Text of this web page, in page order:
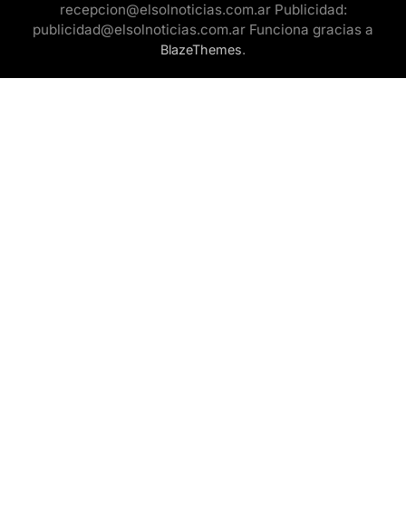
recepcion@elsolnoticias.com.ar Publicidad:
publicidad@elsolnoticias.com.ar Funciona gracias a
BlazeThemes.